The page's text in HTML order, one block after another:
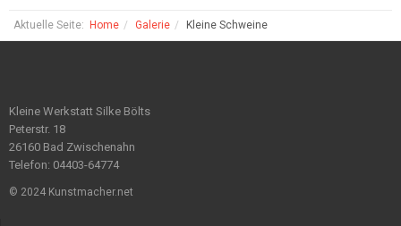
Aktuelle Seite: Home Galerie Kleine Schweine
Kleine Werkstatt Silke Bölts
Peterstr. 18
26160 Bad Zwischenahn
Telefon: 04403-64774
© 2024 Kunstmacher.net